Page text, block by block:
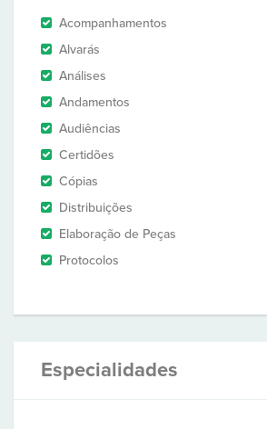
Acompanhamentos
Alvarás
Análises
Andamentos
Audiências
Certidões
Cópias
Distribuições
Elaboração de Peças
Protocolos
Especialidades